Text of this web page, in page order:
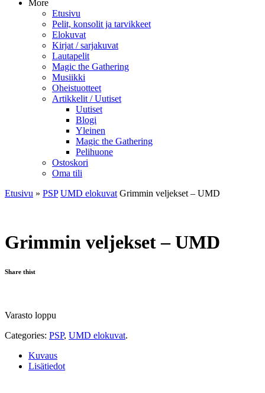
More
Etusivu
Pelit, konsolit ja tarvikkeet
Elokuvat
Kirjat / sarjakuvat
Lautapelit
Magic the Gathering
Musiikki
Oheistuotteet
Artikkelit / Uutiset
Uutiset
Blogi
Yleinen
Magic the Gathering
Pelihuone
Ostoskori
Oma tili
Etusivu » PSP UMD elokuvat Grimmin veljekset – UMD
Grimmin veljekset – UMD
Share thist
Varasto loppu
Categories: PSP, UMD elokuvat.
Kuvaus
Lisätiedot